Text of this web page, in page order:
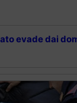
evade dai